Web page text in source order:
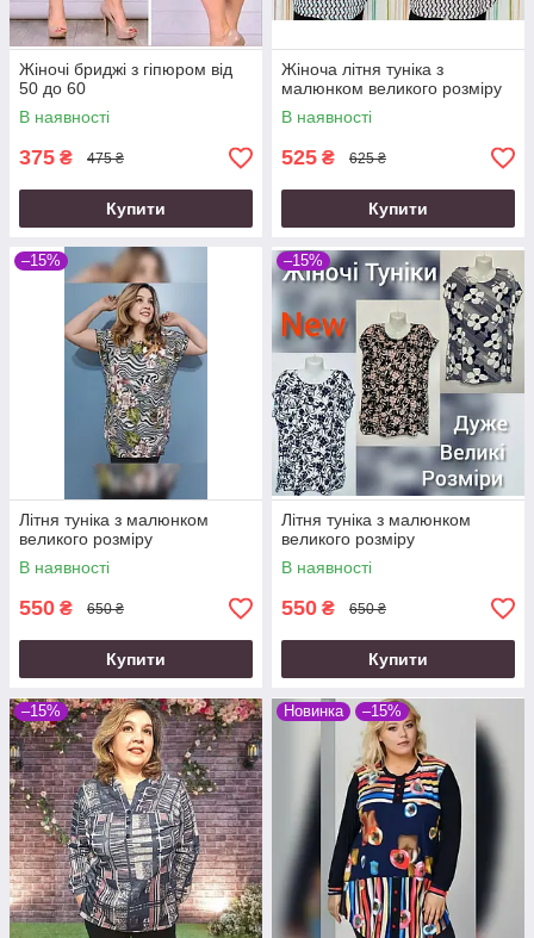
Жіночі бриджі з гіпюром від
50 до 60
В наявності
375 ₴ 475 ₴
Купити
Жіноча літня туніка з
малюнком великого розміру
В наявності
525 ₴ 625 ₴
Купити
–15%
Літня туніка з малюнком
великого розміру
В наявності
550 ₴ 650 ₴
Купити
–15%
Літня туніка з малюнком
великого розміру
В наявності
550 ₴ 650 ₴
Купити
–15% Новинка –15%